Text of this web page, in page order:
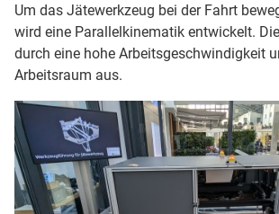
Um das Jätewerkzeug bei der Fahrt
wird eine Parallelkinematik entwickelt.
durch eine hohe Arbeitsgeschwindigkeit
Arbeitsraum aus.